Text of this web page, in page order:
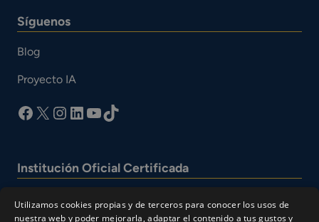
Síguenos
Blog
Proyecto IA
facebook
X Instagram
LinkedIn
YouTube
TikTok
Institución Oficial Certificada
Utilizamos cookies propias y de terceros para conocer los usos de
nuestra web y poder mejorarla, adaptar el contenido a tus gustos y